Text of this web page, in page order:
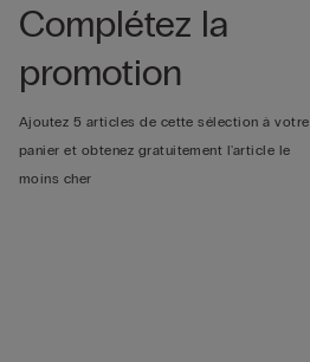
Complétez la
promotion
Ajoutez 5 articles de cette sélection à votre
panier et obtenez gratuitement l'article le
moins cher